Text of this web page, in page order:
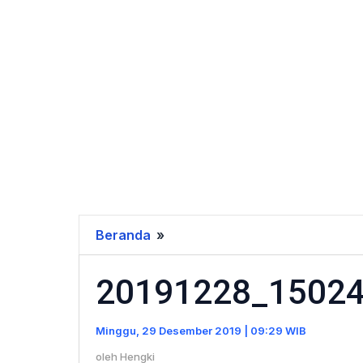
Beranda »
Minggu, 29 Desember 2019 | 09:29 WIB
oleh Hengki